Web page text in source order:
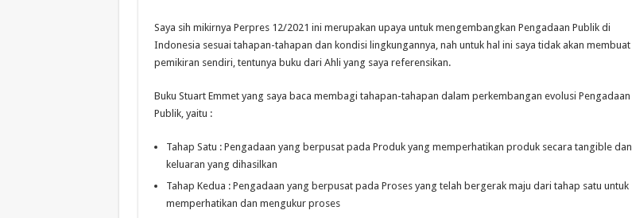
Saya sih mikirnya Perpres 12/2021 ini merupakan upaya untuk mengembangkan Pengadaan Publik di
Indonesia sesuai tahapan-tahapan dan kondisi lingkungannya, nah untuk hal ini saya tidak akan membuat
pemikiran sendiri, tentunya buku dari Ahli yang saya referensikan.
Buku Stuart Emmet yang saya baca membagi tahapan-tahapan dalam perkembangan evolusi Pengadaan
Publik, yaitu :
Tahap Satu : Pengadaan yang berpusat pada Produk yang memperhatikan produk secara tangible dan
keluaran yang dihasilkan
Tahap Kedua : Pengadaan yang berpusat pada Proses yang telah bergerak maju dari tahap satu untuk
memperhatikan dan mengukur proses